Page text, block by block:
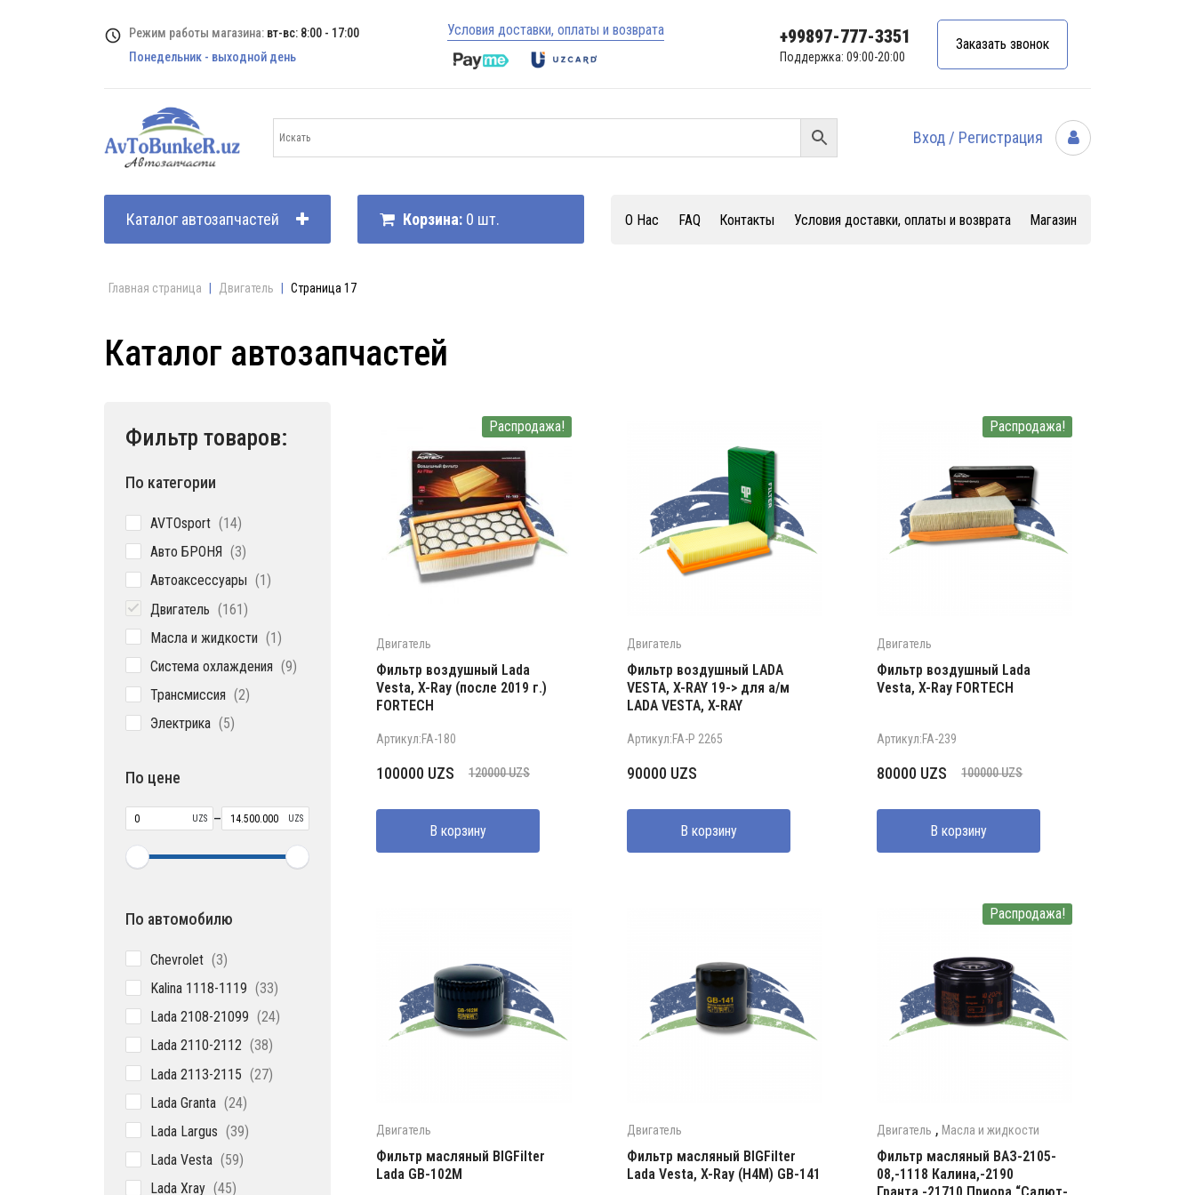
Режим работы магазина: вт-вс: 8:00 - 17:00
Понедельник - выходной день
Условия доставки, оплаты и возврата +99897-777-3351
Поддержка: 09:00-20:00
Заказать звонок
Вход / Регистрация
Каталог автозапчастей Корзина: 0 шт. О Нас FAQ Контакты Условия доставки, оплаты и возврата Магазин
Главная страница Двигатель Страница 17
Каталог автозапчастей
Фильтр товаров:
По категории
AVTOsport 1414
Авто БРОНЯ 33
Автоаксессуары 1 1
Двигатель 161161
Масла и жидкости 11
Система охлаждения 99
Трансмиссия 22
Электрика 55
По цене
UZS – UZS
По автомобилю
Chevrolet 33
Kalina 1118-1119 3333
Lada 2108-21099 2424
Lada 2110-2112 3838
Lada 2113-2115 2727
Lada Granta 2424
Lada Largus 3939
Lada Vesta 5959
Lada Xray 4545
Распродажа!
Двигатель
Фильтр воздушный Lada
Vesta, X-Ray (после 2019 г.)
FORTECH
Артикул:FA-180
120000UZS
Первоначальная
составляла
120000 UZS.
100000 UZS
Текущая
100000 UZS.
В корзину
Двигатель
Фильтр воздушный LADA
VESTA, X-RAY 19-> для а/м
LADA VESTA, X-RAY
Артикул:FA-P 2265
90000 UZS
В корзину
Распродажа!
Двигатель
Фильтр воздушный Lada
Vesta, X-Ray FORTECH
Артикул:FA-239
100000UZS
Первоначальная
составляла
100000 UZS.
80000 UZS
Текущая
80000 UZS.
В корзину
Двигатель
Фильтр масляный BIGFilter
Lada GB-102M
Двигатель
Фильтр масляный BIGFilter
Lada Vesta, X-Ray (H4M) GB-141
Распродажа!
Двигатель , Масла и жидкости
Фильтр масляный ВАЗ-2105-
08,-1118 Калина,-2190